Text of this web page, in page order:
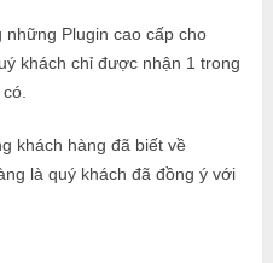
những Plugin cao cấp cho
khách chỉ được nhận 1 trong
khách hàng đã biết về
là quý khách đã đồng ý với